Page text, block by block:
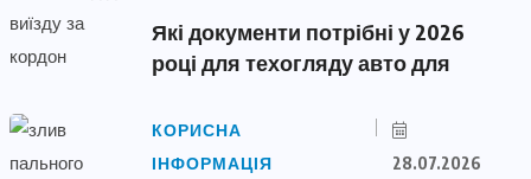
Які документи потрібні у 2026
році для техогляду авто для
КОРИСНА
ІНФОРМАЦІЯ
28.07.2026